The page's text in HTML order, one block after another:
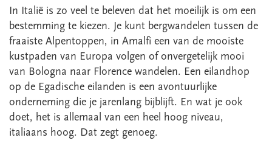
In Italië is zo veel te beleven dat het moeilijk is om een
bestemming te kiezen. Je kunt bergwandelen tussen de
fraaiste Alpentoppen, in Amalfi een van de mooiste
kustpaden van Europa volgen of onvergetelijk mooi
van Bologna naar Florence wandelen. Een eilandhop
op de Egadische eilanden is een avontuurlijke
onderneming die je jarenlang bijblijft. En wat je ook
doet, het is allemaal van een heel hoog niveau,
italiaans hoog. Dat zegt genoeg.